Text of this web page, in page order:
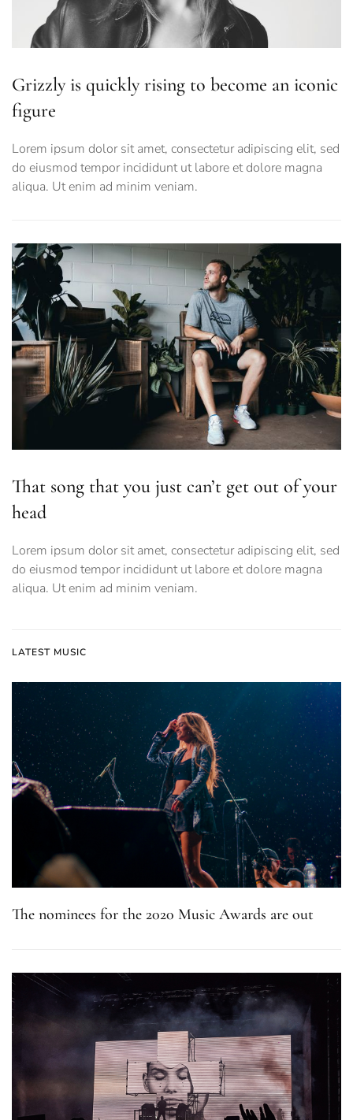
Grizzly is quickly rising to become an iconic
figure
Lorem ipsum dolor sit amet, consectetur adipiscing elit, sed
do eiusmod tempor incididunt ut labore et dolore magna
aliqua. Ut enim ad minim veniam.
That song that you just can’t get out of your
head
Lorem ipsum dolor sit amet, consectetur adipiscing elit, sed
do eiusmod tempor incididunt ut labore et dolore magna
aliqua. Ut enim ad minim veniam.
LATEST MUSIC
The nominees for the 2020 Music Awards are out